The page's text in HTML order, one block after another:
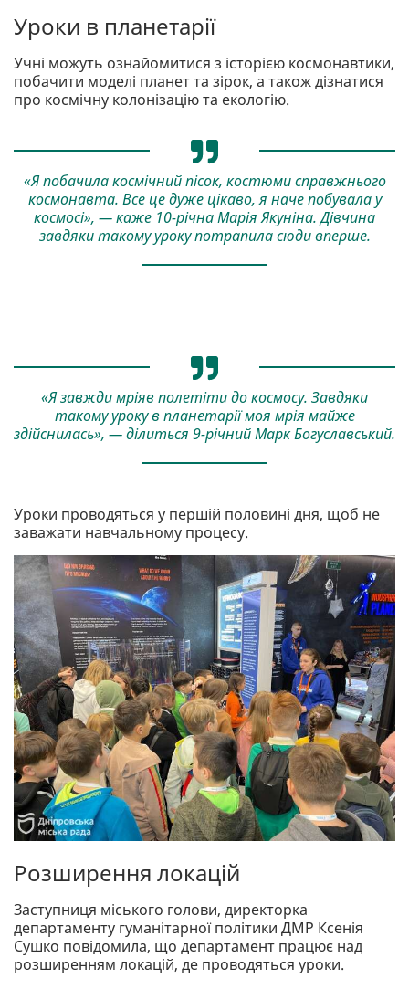
Уроки в планетарії
Учні можуть ознайомитися з історією космонавтики,
побачити моделі планет та зірок, а також дізнатися
про космічну колонізацію та екологію.
«Я побачила космічний пісок, костюми справжнього
космонавта. Все це дуже цікаво, я наче побувала у
космосі», — каже 10-річна Марія Якуніна. Дівчина
завдяки такому уроку потрапила сюди вперше.
«Я завжди мріяв полетіти до космосу. Завдяки
такому уроку в планетарії моя мрія майже
здійснилась», — ділиться 9-річний Марк Богуславський.
Уроки проводяться у першій половині дня, щоб не
заважати навчальному процесу.
Розширення локацій
Заступниця міського голови, директорка
департаменту гуманітарної політики ДМР Ксенія
Сушко повідомила, що департамент працює над
розширенням локацій, де проводяться уроки.